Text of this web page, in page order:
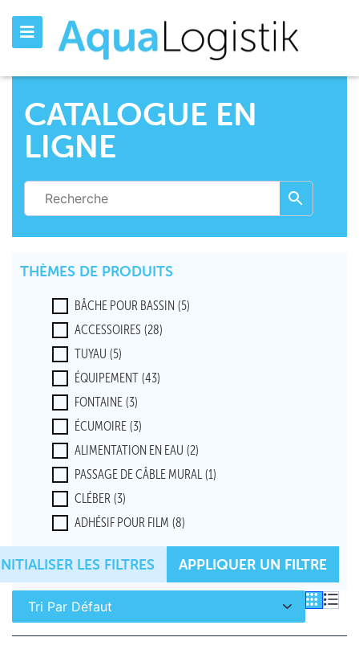
CATALOGUE EN
LIGNE
THÈMES DE PRODUITS
BÂCHE POUR BASSIN (5)
ACCESSOIRES (28)
TUYAU (5)
ÉQUIPEMENT (43)
FONTAINE (3)
ÉCUMOIRE (3)
ALIMENTATION EN EAU (2)
PASSAGE DE CÂBLE MURAL (1)
CLÉBER (3)
ADHÉSIF POUR FILM (8)
BODENABLAUF (8)
FEUILLE DE PVC (1)
FEUILLE EPDM (1)
APPLIQUER UN FILTRE
LES FILTRES